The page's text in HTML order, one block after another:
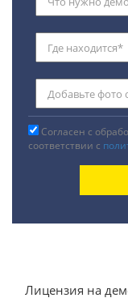
Согласен с
соответствии с
Лицензия на